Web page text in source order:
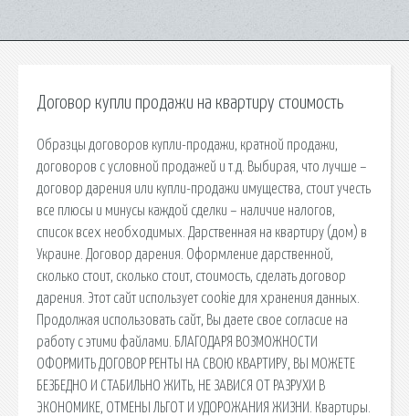
Договор купли продажи на квартиру стоимость
Образцы договоров купли-продажи, кратной продажи,
договоров с условной продажей и т.д. Выбирая, что лучше –
договор дарения или купли-продажи имущества, стоит учесть
все плюсы и минусы каждой сделки – наличие налогов,
список всех необходимых. Дарственная на квартиру (дом) в
Украине. Договор дарения. Оформление дарственной,
сколько стоит, сколько стоит, стоимость, сделать договор
дарения. Этот сайт использует cookie для хранения данных.
Продолжая использовать сайт, Вы даете свое согласие на
работу с этими файлами. БЛАГОДАРЯ ВОЗМОЖНОСТИ
ОФОРМИТЬ ДОГОВОР РЕНТЫ НА СВОЮ КВАРТИРУ, ВЫ МОЖЕТЕ
БЕЗБЕДНО И СТАБИЛЬНО ЖИТЬ, НЕ ЗАВИСЯ ОТ РАЗРУХИ В
ЭКОНОМИКЕ, ОТМЕНЫ ЛЬГОТ И УДОРОЖАНИЯ ЖИЗНИ. Квартиры.